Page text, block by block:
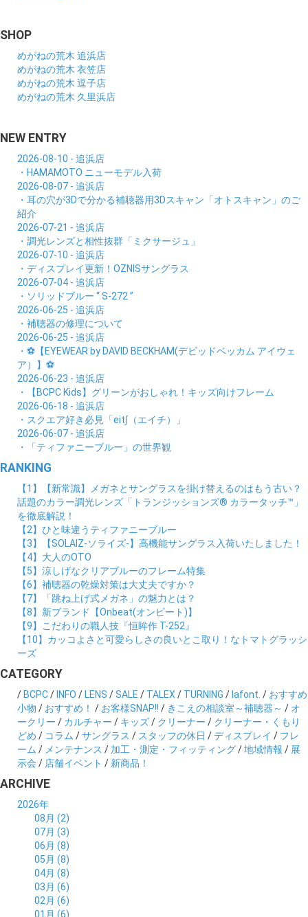
SHOP
めがねの荒木 追浜店
めがねの荒木 衣笠店
めがねの荒木 逗子店
めがねの荒木 久里浜店
NEW ENTRY
2026-08-10 - 追浜店
・HAMAMOTO ニューモデル入荷
2026-08-07 - 追浜店
・耳の穴が3Dで分かる補聴器用3Dスキャン「オトスキャン」のご
紹介
2026-07-21 - 追浜店
・調光レンズと相性抜群「ミクサージュ」
2026-07-10 - 追浜店
・ディスプレイ更新！OZNISサングラス
2026-07-04 - 追浜店
・ソリッドブルー “ S-272 ”
2026-06-25 - 追浜店
・補聴器の修理について
2026-06-25 - 追浜店
・⚽【EYEWEAR by DAVID BECKHAM(デビッドベッカム アイウェ
ア）】⚽
2026-06-23 - 追浜店
・【BCPC Kids】グリーンがおしゃれ！キッズ向けフレーム
2026-06-18 - 追浜店
・スクエア好き必見「eit∫（エイチ）」
2026-06-07 - 追浜店
・「ティファニーブルー」の世界観
RANKING
【1】【新常識】メガネとサングラスを掛け替えるのはもう古い？
話題のカラー調光レンズ「トランジッションズ® カラータッチ™」
を徹底解説！
【2】ひと味違うティファニーブルー
【3】【SOLAIZ-ソライズ-】高機能サングラス入荷いたしました！
【4】大人のOTO
【5】涼しげなクリアブルーのフレーム特集
【6】補聴器の乾燥対策は大丈夫ですか？
【7】「跳ね上げ式メガネ」の魅力とは？
【8】新ブランド【Onbeat(オンビート)】
【9】こだわりの職人技『恒眸作 T-252』
【10】カッコよさと可愛らしさの良いとこ取り！なトマトグラッシ
ーズ
CATEGORY
/ BCPC/ INFO / LENS /SALE / TALEX / TURNING / lafont. / おすすめ
小物 / おすすめ！ / お客様SNAP!! / きこえの相談室～補聴器～ / オ
ークリー / カルチャー / キッズ/ クリーナー / クリーナー・くもり
どめ / コラム /サングラス / スタッフの休日 /ディスプレイ / フレ
ーム / メンテナンス / 加工・測定・フィッティング/地域情報 / 展
示会 / 店舗イベント / 新商品！
ARCHIVE
2026年
08月 (2)
07月 (3)
06月 (8)
05月 (8)
04月 (8)
03月 (6)
02月 (6)
01月 (6)